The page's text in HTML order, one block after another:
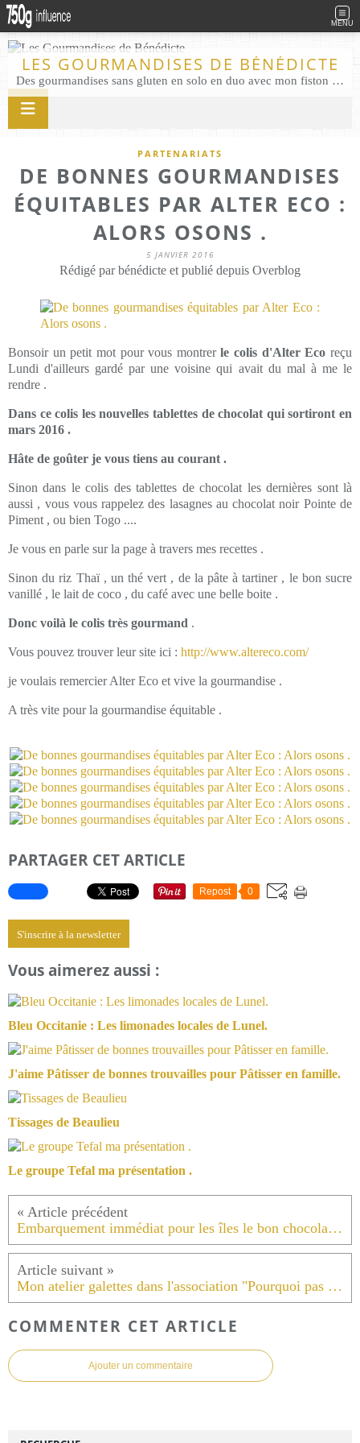
MENU
LES GOURMANDISES DE BÉNÉDICTE
Des gourmandises sans gluten en solo en duo avec mon fiston . Salé comme Sucré sans gluten éco responsable Les Gourmandises de Bénédicte gâteau produits locaux
PARTENARIATS
DE BONNES GOURMANDISES
ÉQUITABLES PAR ALTER ECO :
ALORS OSONS .
5 JANVIER 2016
Rédigé par bénédicte et publié depuis Overblog
Bonsoir un petit mot pour vous montrerle colis d'Alter Ecoreçu
Lundi d'ailleurs gardé par une voisine qui avait du mal à me le
rendre .
Dans ce colis les nouvelles tablettes de chocolat qui sortiront en
mars 2016 .
Hâte de goûter je vous tiens au courant .
Sinon dans le colis des tablettes de chocolat les dernières sont là
aussi , vous vous rappelez des lasagnes au chocolat noir Pointe de
Piment , ou bien Togo ....
Je vous en parle sur la page à travers mes recettes .
Sinon du riz Thaï , un thé vert , de la pâte à tartiner , le bon sucre
vanillé , le lait de coco , du café avec une belle boite .
Donc voilà le colis très gourmand .
Vous pouvez trouver leur site ici : http://www.altereco.com/
je voulais remercier Alter Eco et vive la gourmandise .
A très vite pour la gourmandise équitable .
PARTAGER CET ARTICLE
Repost 0
S'inscrire à la newsletter
Vous aimerez aussi :
Bleu Occitanie : Les limonades locales de Lunel.
J'aime Pâtisser de bonnes trouvailles pour Pâtisser en famille.
Tissages de Beaulieu
Le groupe Tefal ma présentation .
Embarquement immédiat pour les îles le bon chocolat noir aux éclats de coco équitable de chez Alter Eco .
Mon atelier galettes dans l'association "Pourquoi pas vivre ensemble " Mercredi 6 janvier 2016 .
COMMENTER CET ARTICLE
Ajouter un commentaire